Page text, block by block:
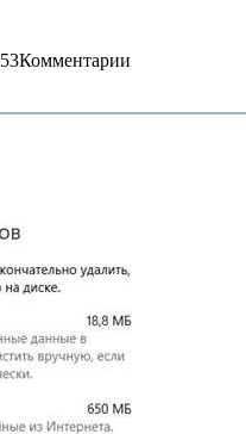
53Комментарии